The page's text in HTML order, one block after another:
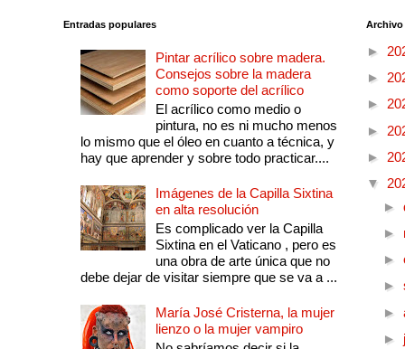
Entradas populares
Pintar acrílico sobre madera.
Consejos sobre la madera
como soporte del acrílico
El acrílico como medio o
pintura, no es ni mucho menos
lo mismo que el óleo en cuanto a técnica, y
hay que aprender y sobre todo practicar....
Imágenes de la Capilla Sixtina
en alta resolución
Es complicado ver la Capilla
Sixtina en el Vaticano , pero es
una obra de arte única que no
debe dejar de visitar siempre que se va a ...
María José Cristerna, la mujer
lienzo o la mujer vampiro
►
►
►
►
►
▼
►
►
►
►
►
►